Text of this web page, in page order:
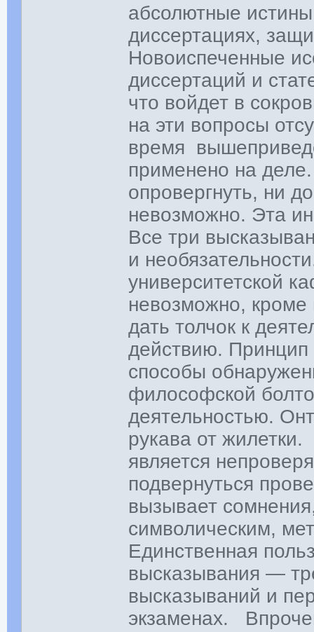
абсолютные истины
диссертациях,
Новоиспеченные
диссертаций и
что войдет в
на эти вопросы
время
применено на
опровергнуть, ни
невозможно. Эта
Все три
и
университетской
невозможно, кроме
дать толчок к
действию. Принцип
способы
философской
деятельностью.
рукава от
является
подвернуться
вызывает
символическим,
Единственная
высказывания —
высказываний и
экзаменах.